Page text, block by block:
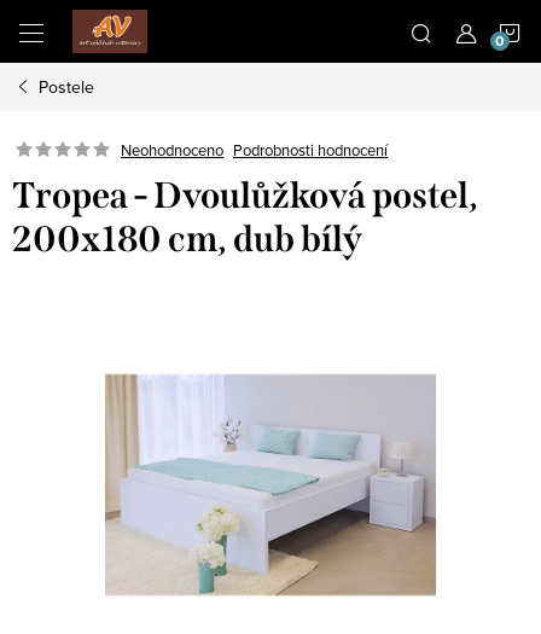
obsah
Postele
Neohodnoceno Podrobnosti hodnocení
Tropea - Dvoulůžková postel,
200x180 cm, dub bílý